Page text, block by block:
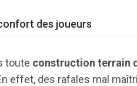
des joueurs
toute construction terrain
effet, des rafales mal